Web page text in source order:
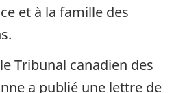
et à la famille des
Tribunal canadien des
a publié une lettre de